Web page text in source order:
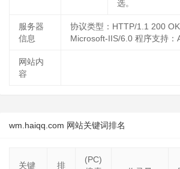
选。
服务器
信息
协议类型：HTTP/1.1 200
Microsoft-IIS/6.0 程序支持：
网站内
容
wm.haiqq.com 网站关键词排名
关键
排
(PC)